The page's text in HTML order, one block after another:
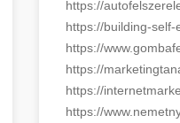
https://
https://building-self-
https://
https://
https://
https://